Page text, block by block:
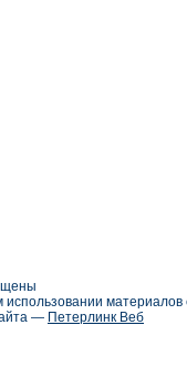
— Петерлинк Веб